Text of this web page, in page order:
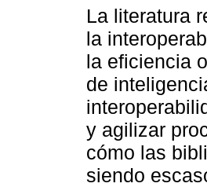
La literatura
la
la eficiencia
de
y agilizar
cómo las
siendo